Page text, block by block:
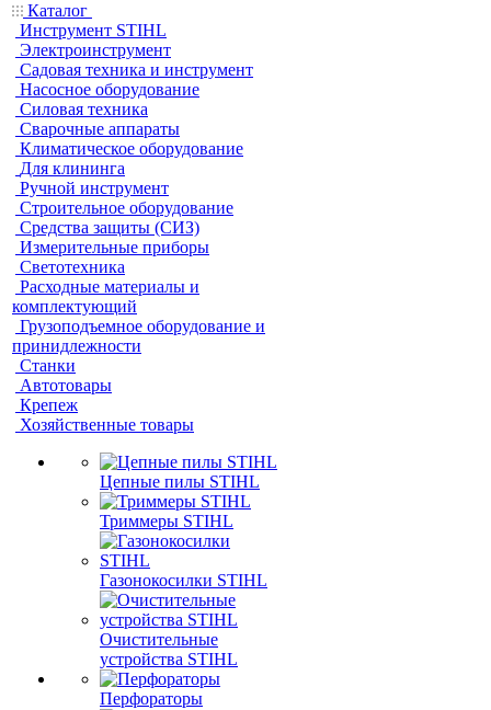
Каталог
Инструмент STIHL
Электроинструмент
Садовая техника и инструмент
Насосное оборудование
Силовая техника
Сварочные аппараты
Климатическое оборудование
Для клининга
Ручной инструмент
Строительное оборудование
Средства защиты (СИЗ)
Измерительные приборы
Светотехника
Расходные материалы и
комплектующий
Грузоподъемное оборудование и
принидлежности
Станки
Автотовары
Крепеж
Хозяйственные товары
Цепные пилы STIHL
Триммеры STIHL
Газонокосилки STIHL
Очистительные
устройства STIHL
Перфораторы